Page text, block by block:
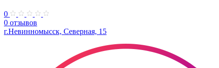
0
0 отзывов
г.Невинномысск, Северная, 15